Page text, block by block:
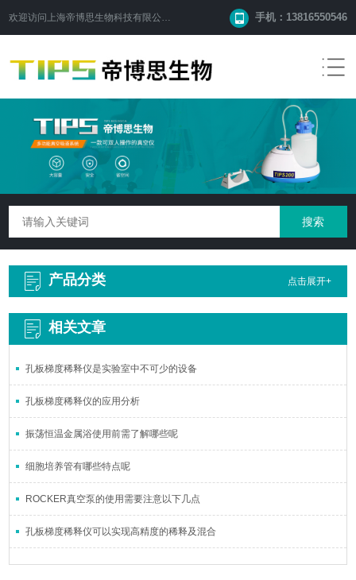
欢迎访问 上海帝博思生物科技有限公司 手机：13816550546
产品分类 点击展开+
相关文章
孔板梯度稀释仪是实验室中不可少的设备
孔板梯度稀释仪的应用分析
振荡恒温金属浴使用前需了解哪些呢
细胞培养管有哪些特点呢
ROCKER真空泵的使用需要注意以下几点
孔板梯度稀释仪可以实现高精度的稀释及混合